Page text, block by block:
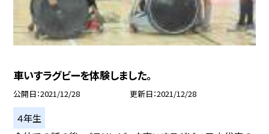
車いすラグビーを体験しました。
公開日 2021/12/28 更新日 2021/12/28
４年生